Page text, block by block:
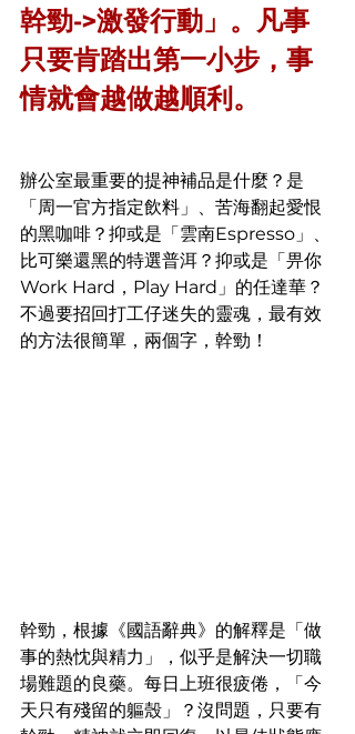
幹勁->激發行動」。凡事
只要肯踏出第一小步，事
情就會越做越順利。
辦公室最重要的提神補品是什麼？是
「周一官方指定飲料」、苦海翻起愛恨
的黑咖啡？抑或是「雲南Espresso」、
比可樂還黑的特選普洱？抑或是「畀你
Work Hard，Play Hard」的任達華？
不過要招回打工仔迷失的靈魂，最有效
的方法很簡單，兩個字，幹勁！
幹勁，根據《國語辭典》的解釋是「做
事的熱忱與精力」，似乎是解決一切職
場難題的良藥。每日上班很疲倦，「今
天只有殘留的軀殼」？沒問題，只要有